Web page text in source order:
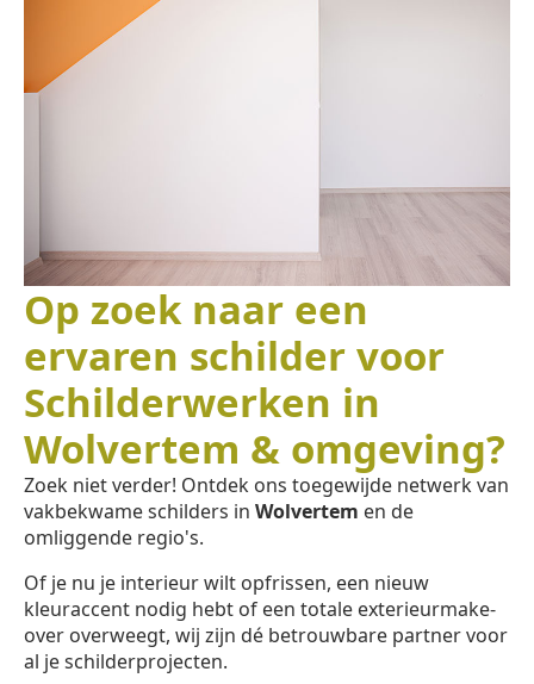
Op zoek naar een
ervaren schilder voor
Schilderwerken in
Wolvertem & omgeving?
Zoek niet verder! Ontdek ons toegewijde netwerk van
vakbekwame schilders in Wolvertem en de
omliggende regio's.
Of je nu je interieur wilt opfrissen, een nieuw
kleuraccent nodig hebt of een totale exterieurmake-
over overweegt, wij zijn dé betrouwbare partner voor
al je schilderprojecten.